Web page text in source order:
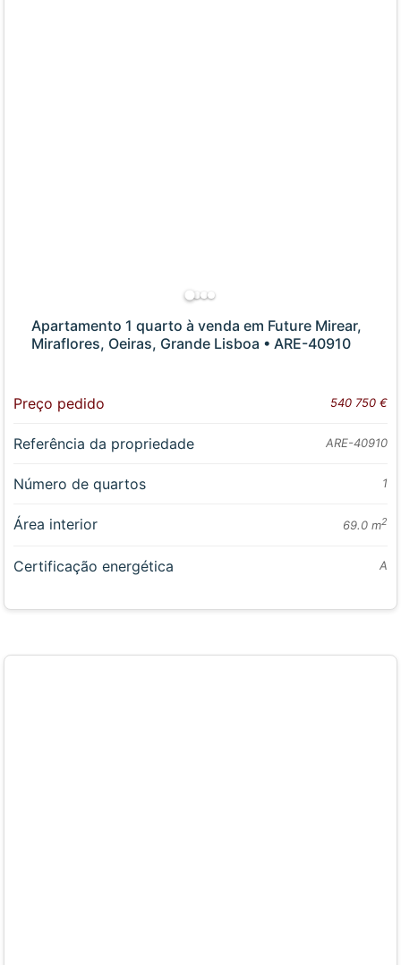
Apartamento 1 quarto à venda em Future Mirear,
Miraflores, Oeiras, Grande Lisboa • ARE-40910
Preço pedido 540 750 €
Referência da propriedade ARE-40910
Número de quartos 1
Área interior 69.0 m2
Certificação energética A